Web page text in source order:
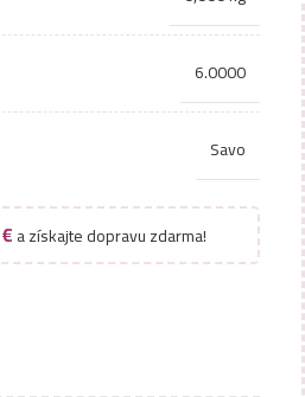
6.0000
Savo
€a získajte dopravu zdarma!